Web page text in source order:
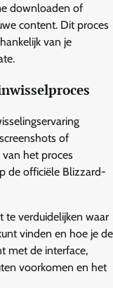
downloaden of
content. Dit proces
van je
of
het proces
de officiële Blizzard-
te verduidelijken waar
vinden en hoe je de
met de interface,
voorkomen en het